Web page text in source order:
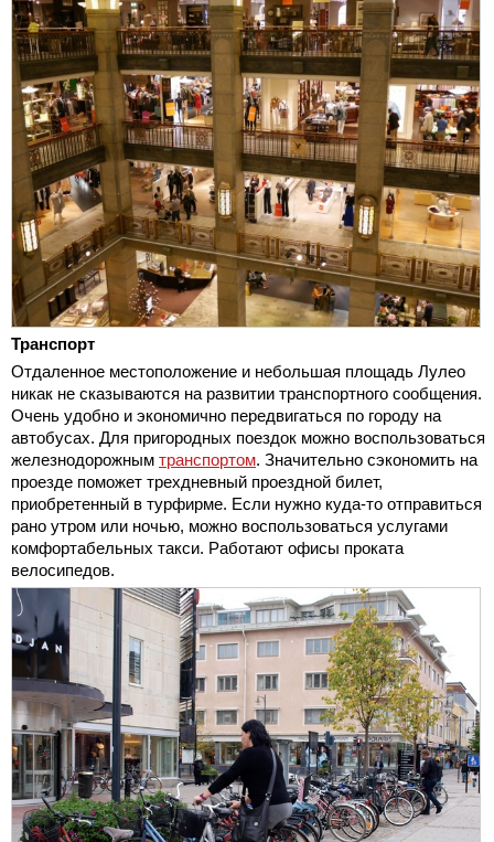
Транспорт
Отдаленное местоположение и небольшая площадь Лулео
никак не сказываются на развитии транспортного сообщения.
Очень удобно и экономично передвигаться по городу на
автобусах. Для пригородных поездок можно воспользоваться
железнодорожным транспортом. Значительно сэкономить на
проезде поможет трехдневный проездной билет,
приобретенный в турфирме. Если нужно куда-то отправиться
рано утром или ночью, можно воспользоваться услугами
комфортабельных такси. Работают офисы проката
велосипедов.